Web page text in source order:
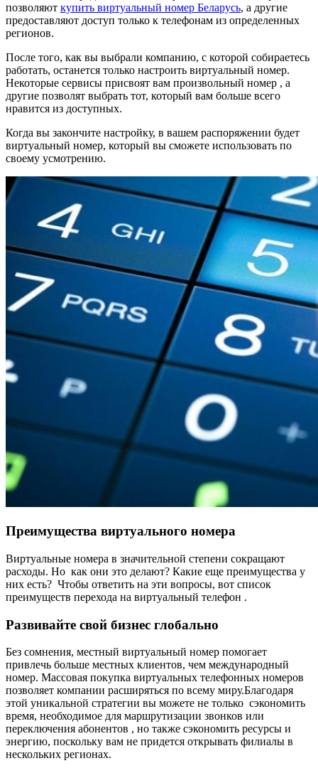
позволяют купить виртуальный номер Беларусь, а другие
предоставляют доступ только к телефонам из определенных
регионов.
После того, как вы выбрали компанию, с которой собираетесь
работать, останется только настроить виртуальный номер.
Некоторые сервисы присвоят вам произвольный номер , а
другие позволят выбрать тот, который вам больше всего
нравится из доступных.
Когда вы закончите настройку, в вашем распоряжении будет
виртуальный номер, который вы сможете использовать по
своему усмотрению.
Преимущества виртуального номера
Виртуальные номера в значительной степени сокращают
расходы. Но как они это делают? Какие еще преимущества у
них есть? Чтобы ответить на эти вопросы, вот список
преимуществ перехода на виртуальный телефон .
Развивайте свой бизнес глобально
Без сомнения, местный виртуальный номер помогает
привлечь больше местных клиентов, чем международный
номер. Массовая покупка виртуальных телефонных номеров
позволяет компании расширяться по всему миру.Благодаря
этой уникальной стратегии вы можете не только сэкономить
время, необходимое для маршрутизации звонков или
переключения абонентов , но также сэкономить ресурсы и
энергию, поскольку вам не придется открывать филиалы в
нескольких регионах.